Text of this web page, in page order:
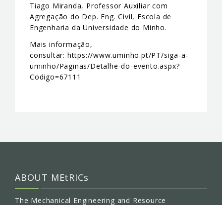
Tiago Miranda, Professor Auxiliar com
Agregação do Dep. Eng. Civil, Escola de
Engenharia da Universidade do Minho.
Mais informação,
consultar: https://www.uminho.pt/PT/siga-a-
uminho/Paginas/Detalhe-do-evento.aspx?
Codigo=67111
ABOUT MEtRICs
The Mechanical Engineering and Resource